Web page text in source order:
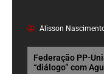
Alisson
Federação PP-
“diálogo” com